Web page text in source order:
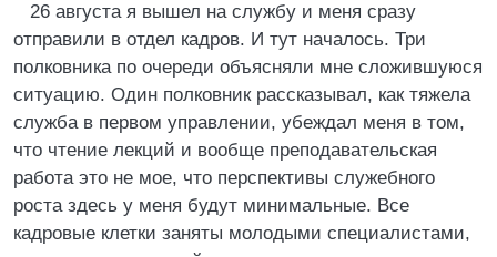
26 августа я вышел на службу и меня сразу
отправили в отдел кадров. И тут началось. Три
полковника по очереди объясняли мне сложившуюся
ситуацию. Один полковник рассказывал, как тяжела
служба в первом управлении, убеждал меня в том,
что чтение лекций и вообще преподавательская
работа это не мое, что перспективы служебного
роста здесь у меня будут минимальные. Все
кадровые клетки заняты молодыми специалистами,